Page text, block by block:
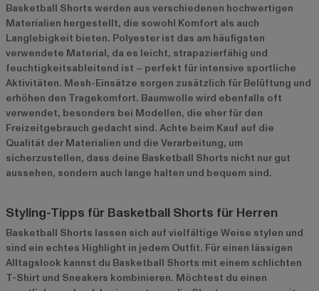
Basketball Shorts werden aus verschiedenen hochwertigen
Materialien hergestellt, die sowohl Komfort als auch
Langlebigkeit bieten. Polyester ist das am häufigsten
verwendete Material, da es leicht, strapazierfähig und
feuchtigkeitsableitend ist – perfekt für intensive sportliche
Aktivitäten. Mesh-Einsätze sorgen zusätzlich für Belüftung und
erhöhen den Tragekomfort. Baumwolle wird ebenfalls oft
verwendet, besonders bei Modellen, die eher für den
Freizeitgebrauch gedacht sind. Achte beim Kauf auf die
Qualität der Materialien und die Verarbeitung, um
sicherzustellen, dass deine Basketball Shorts nicht nur gut
aussehen, sondern auch lange halten und bequem sind.
Styling-Tipps für Basketball Shorts für Herren
Basketball Shorts lassen sich auf vielfältige Weise stylen und
sind ein echtes Highlight in jedem Outfit. Für einen lässigen
Alltagslook kannst du Basketball Shorts mit einem schlichten
T-Shirt und Sneakers kombinieren. Möchtest du einen